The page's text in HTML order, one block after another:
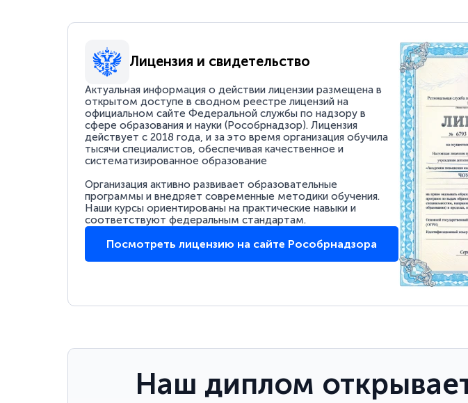
Лицензия и свидетельство
Актуальная информация о действии лицензии размещена в
открытом доступе в сводном реестре лицензий на
официальном сайте Федеральной службы по надзору в
сфере образования и науки (Рособрнадзор). Лицензия
действует с 2018 года, и за это время организация обучила
тысячи специалистов, обеспечивая качественное и
систематизированное образование
Организация активно развивает образовательные
программы и внедряет современные методики обучения.
Наши курсы ориентированы на практические навыки и
соответствуют федеральным стандартам.
Посмотреть лицензию на сайте Рособрнадзора
Наш диплом